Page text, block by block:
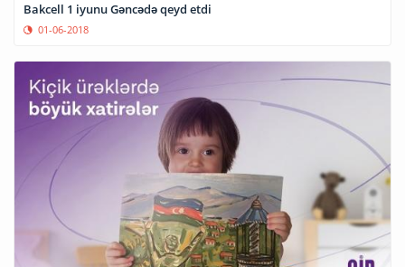
Bakcell 1 iyunu Gəncədə qeyd etdi
01-06-2018